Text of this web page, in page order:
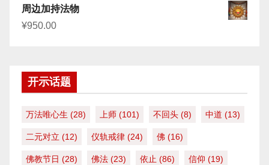
周边加持法物
¥950.00
开示话题
万法唯心生 (28) 上师 (101) 不回头 (8) 中道 (13)
二元对立 (12) 仪轨戒律 (24) 佛 (16)
佛教节日 (28) 佛法 (23) 依止 (86) 信仰 (19)